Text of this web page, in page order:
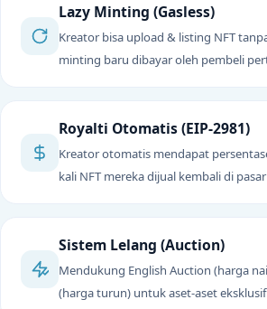
Lazy Minting (Gasless)
Kreator bisa upload & listing NFT
minting baru dibayar oleh pembeli
Royalti Otomatis (EIP-2981)
Kreator otomatis mendapat
kali NFT mereka dijual kembali di
Sistem Lelang (Auction)
Mendukung English Auction (harga
(harga turun) untuk aset-aset